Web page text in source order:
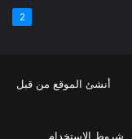
2
أنشئ الموقع من قبل
شروط الاستخدام